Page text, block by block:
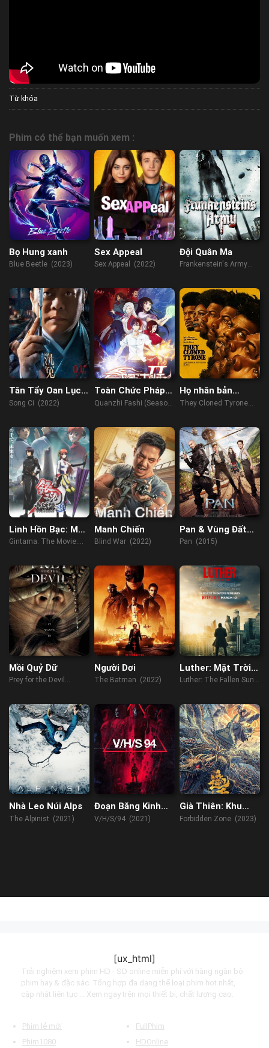
Từ khóa
Phim có thể bạn muốn xem :
Bọ Hung xanh
Blue Beetle (2023)
Sex Appeal
Sex Appeal (2022)
Đội Quân Ma
Frankenstein's Army
Tân Tẩy Oan Lục:
Tống Từ
Song Ci (2022)
Toàn Chức Pháp
Sư (Phần 2)
Quanzhi Fashi (Season
Họ nhân bản
Tyrone
They Cloned Tyrone
Linh Hồn Bạc: Mãi
Mãi Là Tiệm Vạn
Gintama: The Movie:
Forever Yorozuya
(2022)
Manh Chiến
Blind War (2022)
Pan & Vùng Đất
Neverland
Pan (2015)
Mồi Quỷ Dữ
Prey for the Devil
Người Dơi
The Batman (2022)
Luther: Mặt Trời
Lặn
Luther: The Fallen Sun
Nhà Leo Núi Alps
The Alpinist (2021)
Đoạn Băng Kinh
Hoàng 94V/H/S/94 (2021)
Già Thiên: Khu
Vực Cấm
Forbidden Zone (2023)